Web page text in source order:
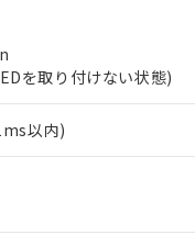
を取り付けない状態)
以内)
拠点は「
の事前の承諾なく第三
ービス）をご利用いた
お客様との取引・商談に
の共同利用に関して"
月が前後することがあり
とができます。
準値以下であることを示
質が外部に漏えいし、
い合わせください。
る場合は、上記1、2お
わる関係者が違法に輸
ては、お客様のお取引
認ください)
報を公開していない機種